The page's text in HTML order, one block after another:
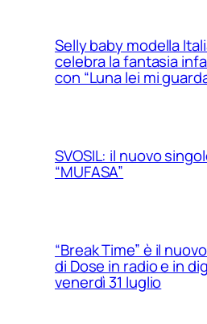
Selly baby modella
celebra la fantasia
con “Luna lei mi
SVOSIL: il nuovo
“MUFASA”
“Break Time” è il
di Dose in radio e in
venerdì 31 luglio